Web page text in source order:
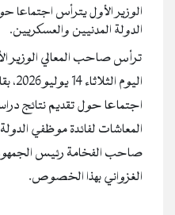
الوزير الأول يترأس
الدولة المدنيين والعسكريين.
ترأس صاحب المعالي الوزير
اجتماعا حول تقديم نتائج
المعاشات لفائدة موظفي
صاحب الفخامة رئيس
الغزواني بهذا الخصوص.